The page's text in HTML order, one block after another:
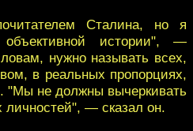
Сталина, но я
объективной истории", —
нужно называть всех,
в реальных пропорциях,
"Мы не должны вычеркивать
личностей", — сказал он.